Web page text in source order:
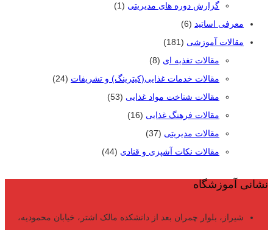
گزارش دوره های مدیریتی (1)
معرفی اساتید (6)
مقالات آموزشی (181)
مقالات تغذیه ای (8)
مقالات خدمات غذایی(کیترینگ) و تشریفات (24)
مقالات شناخت مواد غذایی (53)
مقالات فرهنگ غذایی (16)
مقالات مدیریتی (37)
مقالات نکات آشپزی و قنادی (44)
نشانی آموزشگاه
شیراز، بلوار چمران بعد از دانشکده مالک اشتر، خیابان محمودیه،